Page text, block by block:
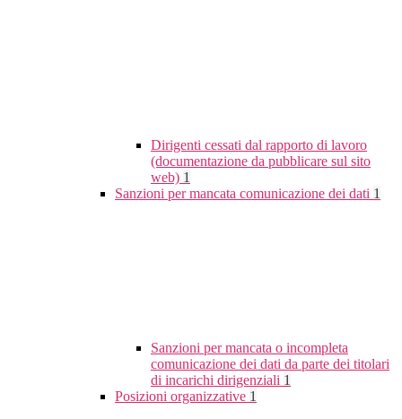
Dirigenti cessati dal rapporto di lavoro
(documentazione da pubblicare sul sito
web) 1
Sanzioni per mancata comunicazione dei dati 1
Sanzioni per mancata o incompleta
comunicazione dei dati da parte dei titolari
di incarichi dirigenziali 1
Posizioni organizzative 1